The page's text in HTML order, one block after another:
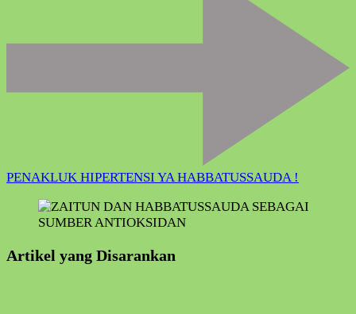
PENAKLUK HIPERTENSI YA HABBATUSSAUDA !
Artikel yang Disarankan